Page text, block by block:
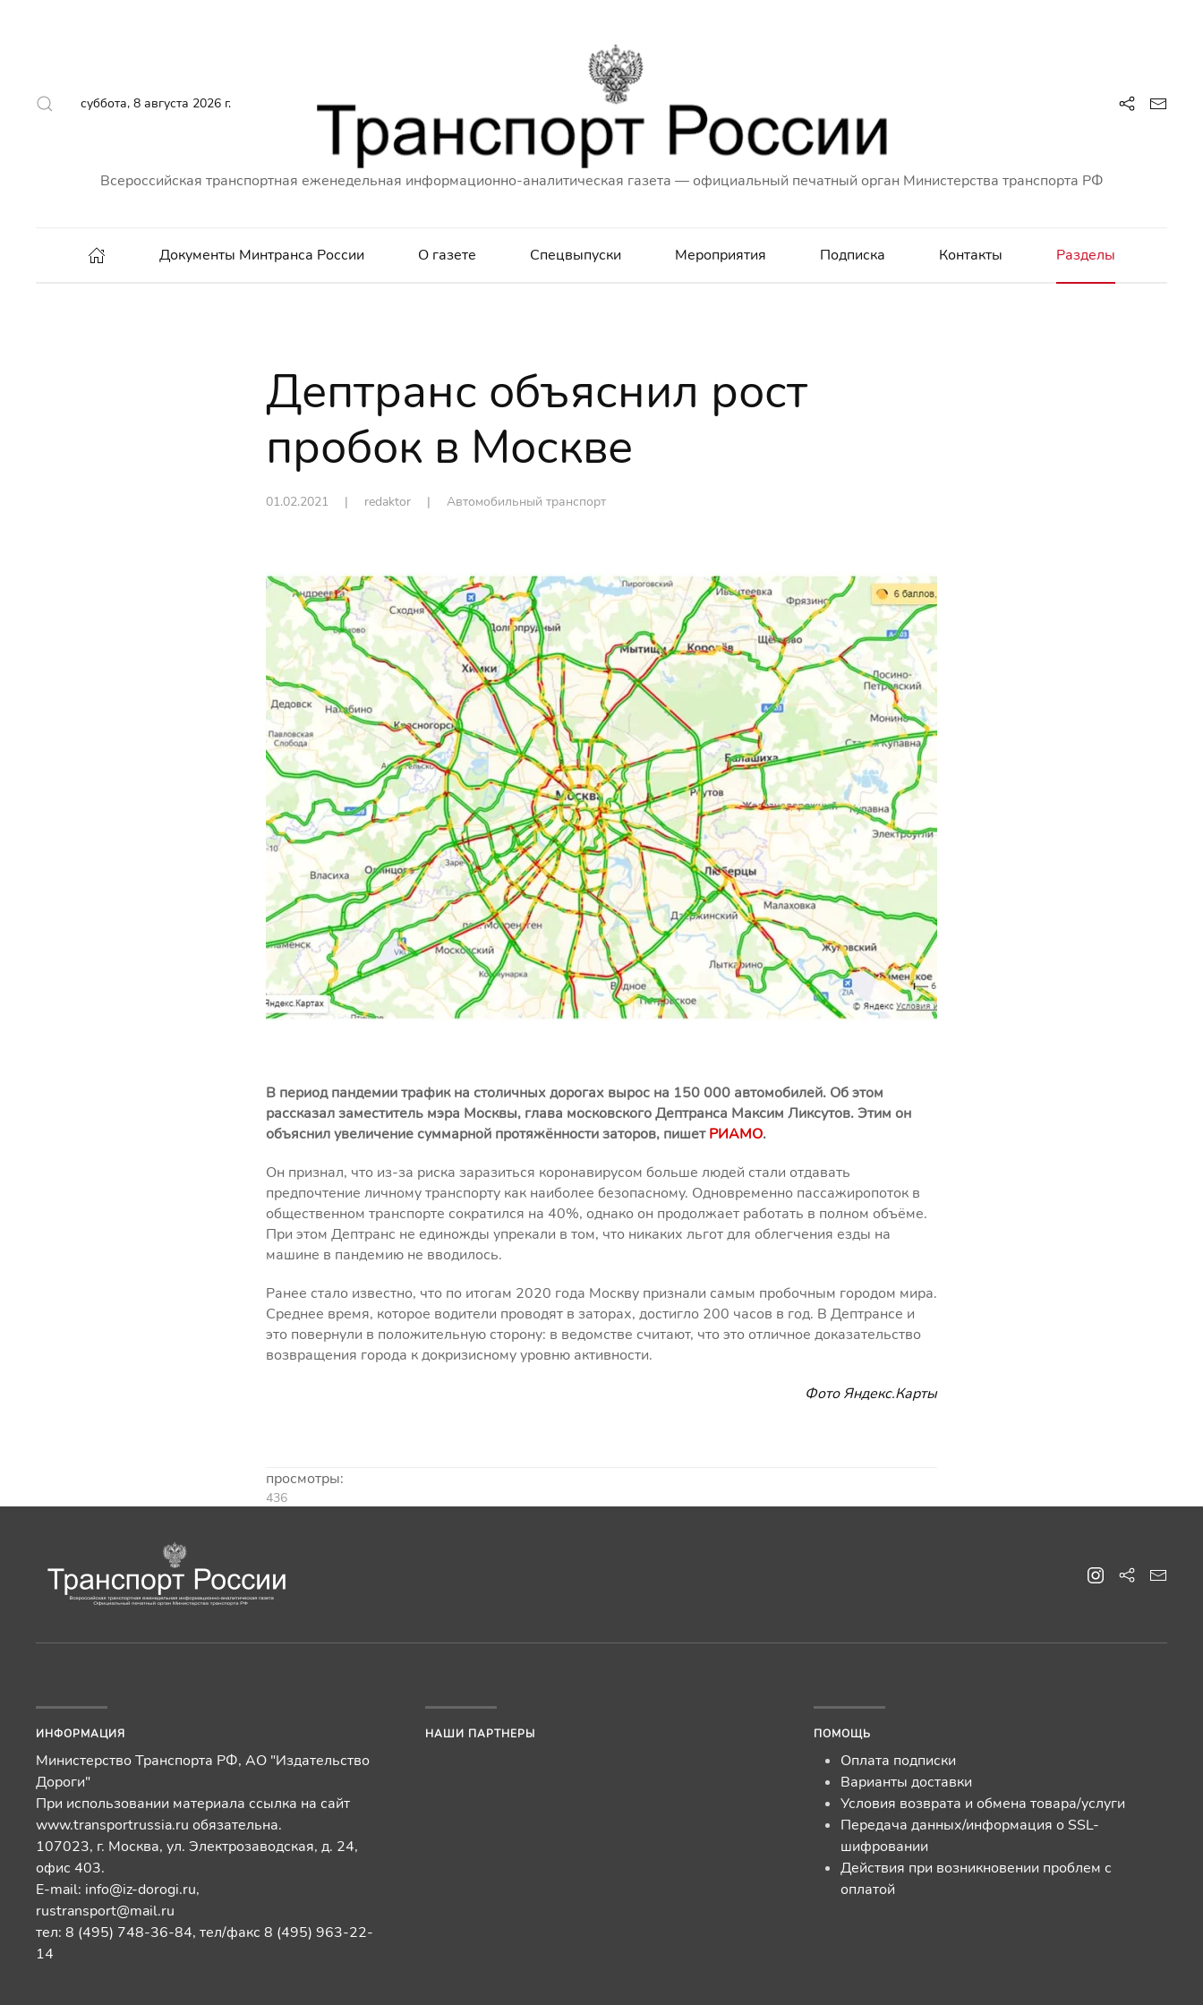
суббота, 8 августа 2026 г.
Всероссийская транспортная еженедельная информационно-аналитическая газета — официальный печатный орган Министерства транспорта РФ
Документы Минтранса России О газете Спецвыпуски Мероприятия Подписка Контакты Разделы
Дептранс объяснил рост
пробок в Москве
01.02.2021 | redaktor | Автомобильный транспорт
В период пандемии трафик на столичных дорогах вырос на 150 000 автомобилей. Об этом
рассказал заместитель мэра Москвы, глава московского Дептранса Максим Ликсутов. Этим он
объяснил увеличение суммарной протяжённости заторов, пишетРИАМО.
Он признал, что из-за риска заразиться коронавирусом больше людей стали отдавать
предпочтение личному транспорту как наиболее безопасному. Одновременно пассажиропоток в
общественном транспорте сократился на 40%, однако он продолжает работать в полном объёме.
При этом Дептранс не единожды упрекали в том, что никаких льгот для облегчения езды на
машине в пандемию не вводилось.
Ранее стало известно, что по итогам 2020 года Москву признали самым пробочным городом мира.
Среднее время, которое водители проводят в заторах, достигло 200 часов в год. В Дептрансе и
это повернули в положительную сторону: в ведомстве считают, что это отличное доказательство
возвращения города к докризисному уровню активности.
Фото Яндекс.Карты
просмотры:
436
ИНФОРМАЦИЯ
Министерство Транспорта РФ, АО "Издательство
Дороги"
При использовании материала ссылка на сайт
www.transportrussia.ru обязательна.
107023, г. Москва, ул. Электрозаводская, д. 24,
офис 403.
E-mail: info@iz-dorogi.ru,
rustransport@mail.ru
тел: 8 (495) 748-36-84, тел/факс 8 (495) 963-22-
14
НАШИ ПАРТНЕРЫ ПОМОЩЬ
Оплата подписки
Варианты доставки
Условия возврата и обмена товара/услуги
Передача данных/информация о SSL-
шифровании
Действия при возникновении проблем с
оплатой